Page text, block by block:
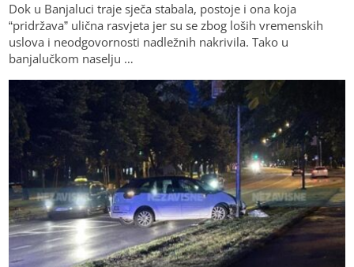
Dok u Banjaluci traje sječa stabala, postoje i ona koja
“pridržava” ulična rasvjeta jer su se zbog loših vremenskih
uslova i neodgovornosti nadležnih nakrivila. Tako u
banjalučkom naselju …